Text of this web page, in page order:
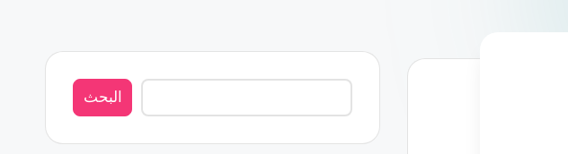
البحث
البحث